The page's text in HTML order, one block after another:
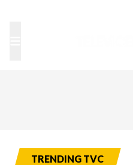
TRENDING TVC